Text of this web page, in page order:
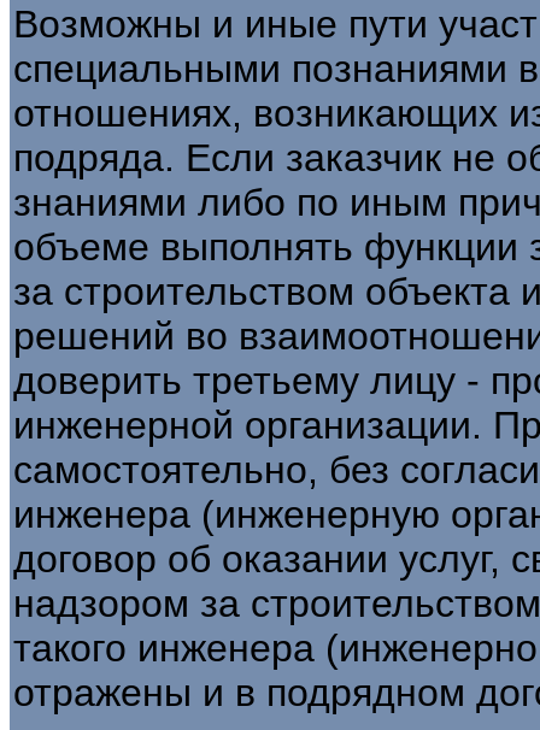
Возможны и иные пути
специальными познаниями
отношениях, возникающих
подряда. Если заказчик не
знаниями либо по иным
объеме выполнять функции
за строительством объекта
решений во
доверить третьему лицу -
инженерной организации.
самостоятельно, без
инженера (инженерную
договор об оказании услуг,
надзором за
такого инженера
отражены и в подрядном